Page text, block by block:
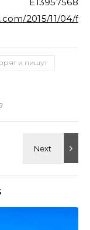
2015/11/04/
и пишут